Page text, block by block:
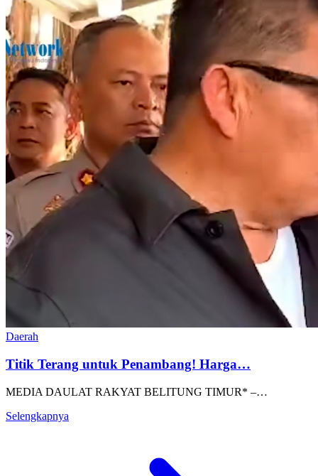
Daerah
Titik Terang untuk Penambang! Harga…
MEDIA DAULAT RAKYAT BELITUNG TIMUR* –…
Selengkapnya